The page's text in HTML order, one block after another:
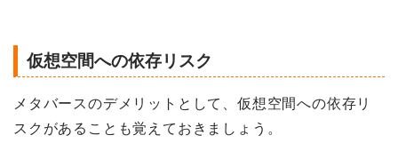
仮想空間への依存リスク
メタバースのデメリットとして、仮想空間への依存リ
スクがあることも覚えておきましょう。